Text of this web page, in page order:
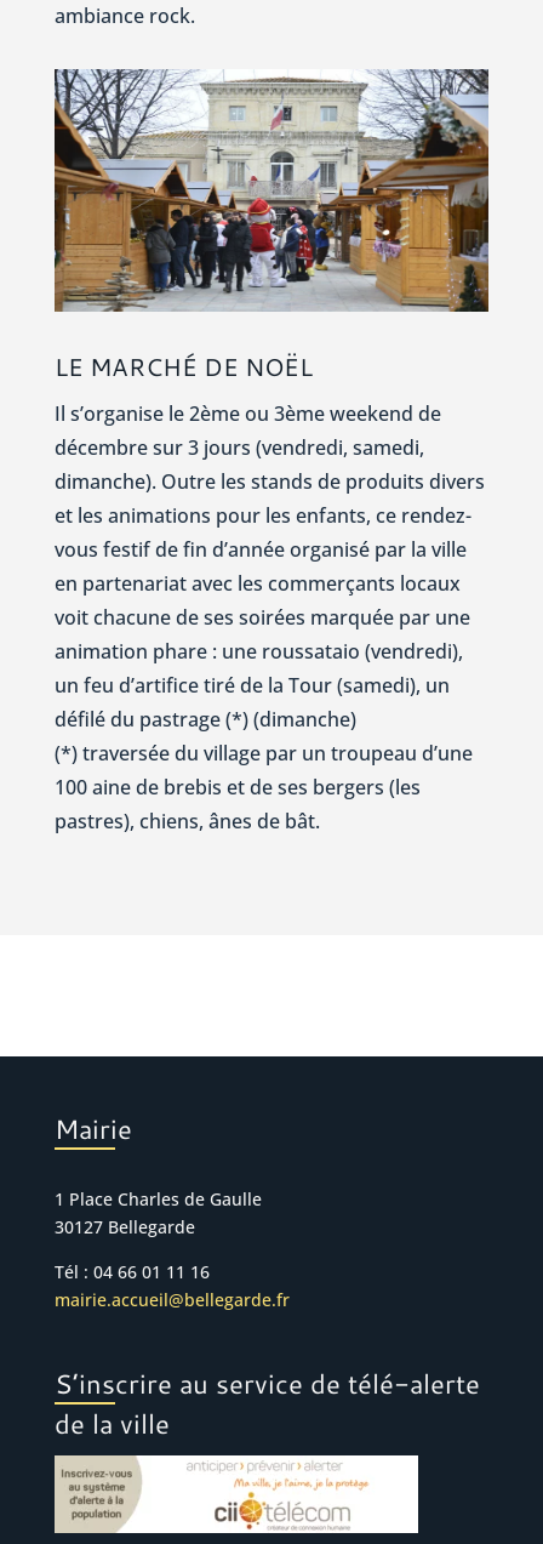
ambiance rock.
LE MARCHÉ DE NOËL
Il s’organise le 2ème ou 3ème weekend de
décembre sur 3 jours (vendredi, samedi,
dimanche). Outre les stands de produits divers
et les animations pour les enfants, ce rendez-
vous festif de fin d’année organisé par la ville
en partenariat avec les commerçants locaux
voit chacune de ses soirées marquée par une
animation phare : une roussataio (vendredi),
un feu d’artifice tiré de la Tour (samedi), un
défilé du pastrage (*) (dimanche)
(*) traversée du village par un troupeau d’une
100 aine de brebis et de ses bergers (les
pastres), chiens, ânes de bât.
Mairie
1 Place Charles de Gaulle
30127 Bellegarde
Tél : 04 66 01 11 16
mairie.accueil@bellegarde.fr
S’inscrire au service de télé-alerte
de la ville